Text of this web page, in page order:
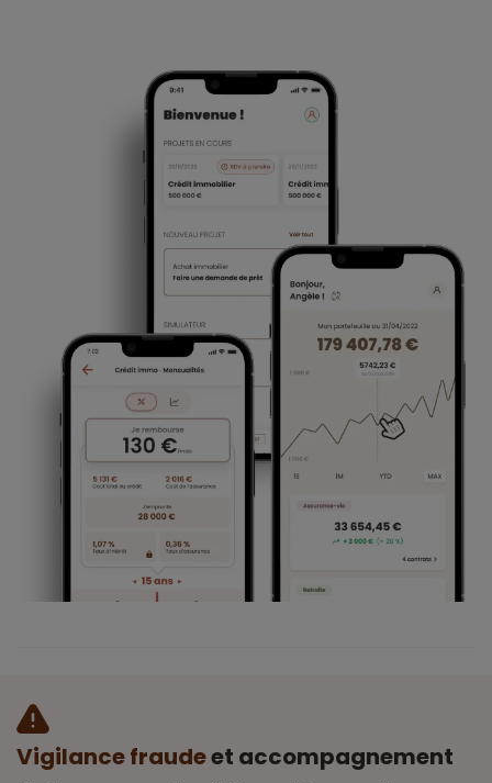
Vigilance fraudeet accompagnement